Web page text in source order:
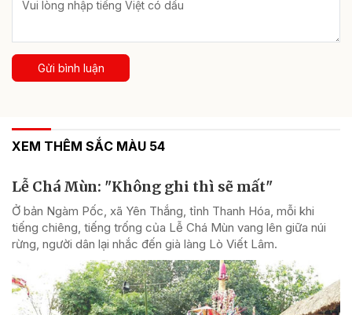
Gửi bình luận
XEM THÊM SẮC MÀU 54
Lễ Chá Mùn: "Không ghi thì sẽ mất"
Ở bản Ngàm Pốc, xã Yên Thắng, tỉnh Thanh Hóa, mỗi khi
tiếng chiêng, tiếng trống của Lễ Chá Mùn vang lên giữa núi
rừng, người dân lại nhắc đến già làng Lò Viết Lâm.